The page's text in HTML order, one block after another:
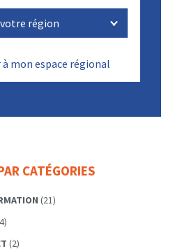
à mon espace régional
CATÉGORIES
(21)
(2)